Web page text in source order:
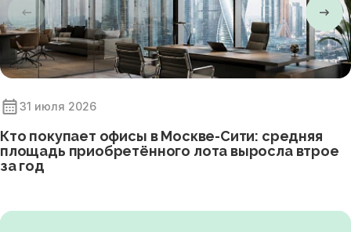
31 июля 2026
Кто покупает офисы в Москве-Сити: средняя
площадь приобретённого лота выросла втрое
за год